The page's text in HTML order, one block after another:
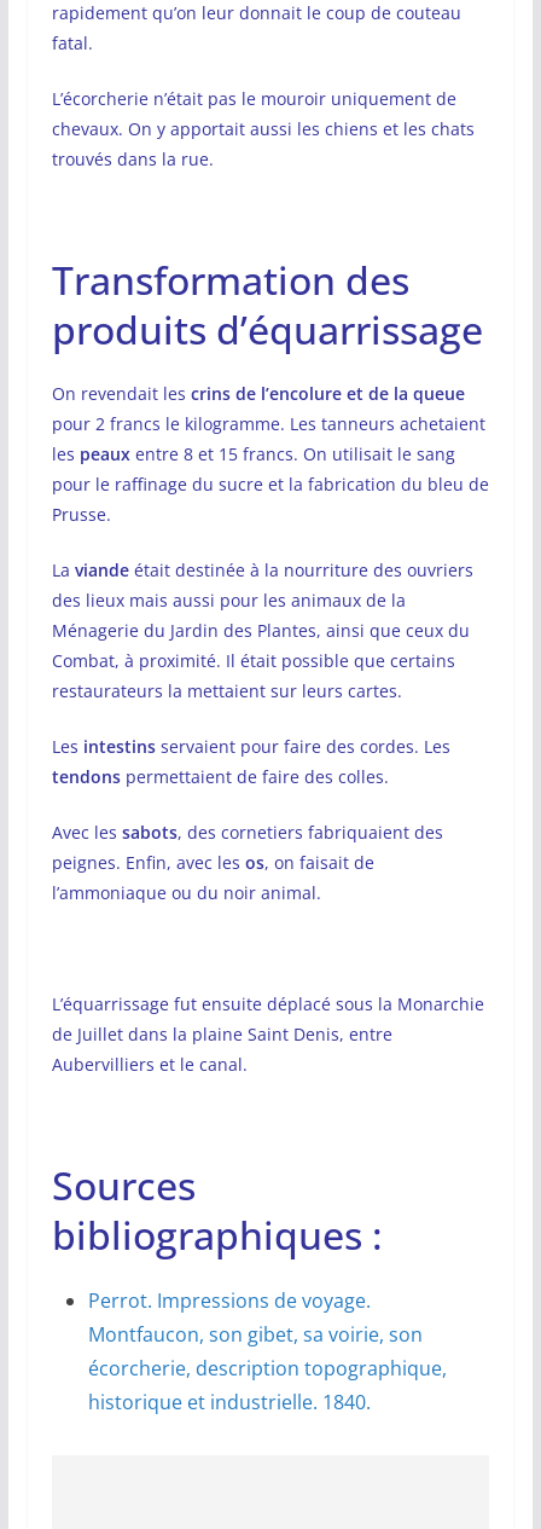
rapidement qu’on leur donnait le coup de couteau
fatal.
L’écorcherie n’était pas le mouroir uniquement de
chevaux. On y apportait aussi les chiens et les chats
trouvés dans la rue.
Transformation des
produits d’équarrissage
On revendait les crins de l’encolure et de la queue
pour 2 francs le kilogramme. Les tanneurs achetaient
les peauxentre 8 et 15 francs. On utilisait le sang
pour le raffinage du sucre et la fabrication du bleu de
Prusse.
La viandeétait destinée à la nourriture des ouvriers
des lieux mais aussi pour les animaux de la
Ménagerie du Jardin des Plantes, ainsi que ceux du
Combat, à proximité. Il était possible que certains
restaurateurs la mettaient sur leurs cartes.
Les intestinsservaient pour faire des cordes. Les
tendonspermettaient de faire des colles.
Avec les sabots, des cornetiers fabriquaient des
peignes. Enfin, avec les os, on faisait de
l’ammoniaque ou du noir animal.
L’équarrissage fut ensuite déplacé sous la Monarchie
de Juillet dans la plaine Saint Denis, entre
Aubervilliers et le canal.
Sources
bibliographiques :
Perrot. Impressions de voyage.
Montfaucon, son gibet, sa voirie, son
écorcherie, description topographique,
historique et industrielle. 1840.